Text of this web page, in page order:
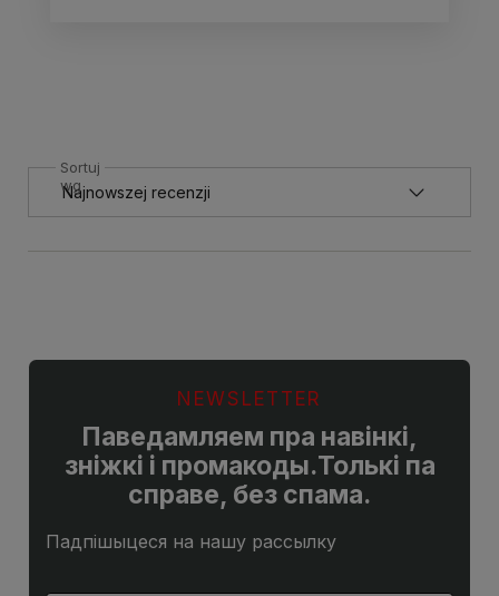
Sortuj
wg
NEWSLETTER
Паведамляем пра навінкі,
зніжкі і промакоды.Толькі па
справе, без спама.
Падпішыцеся на нашу рассылку